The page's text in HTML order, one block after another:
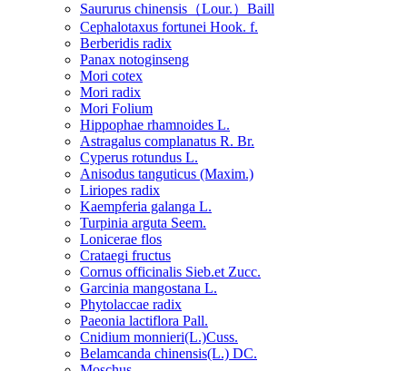
Saururus chinensis（Lour.）Baill
Cephalotaxus fortunei Hook. f.
Berberidis radix
Panax notoginseng
Mori cotex
Mori radix
Mori Folium
Hippophae rhamnoides L.
Astragalus complanatus R. Br.
Cyperus rotundus L.
Anisodus tanguticus (Maxim.)
Liriopes radix
Kaempferia galanga L.
Turpinia arguta Seem.
Lonicerae flos
Crataegi fructus
Cornus officinalis Sieb.et Zucc.
Garcinia mangostana L.
Phytolaccae radix
Paeonia lactiflora Pall.
Cnidium monnieri(L.)Cuss.
Belamcanda chinensis(L.) DC.